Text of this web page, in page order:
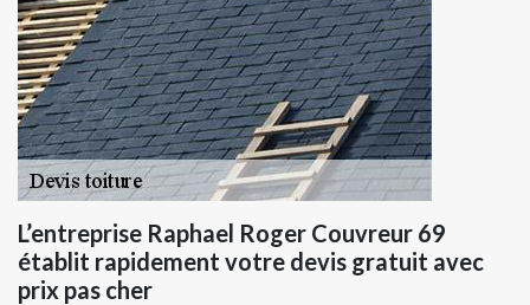
L’entreprise Raphael Roger Couvreur 69
établit rapidement votre devis gratuit avec
prix pas cher